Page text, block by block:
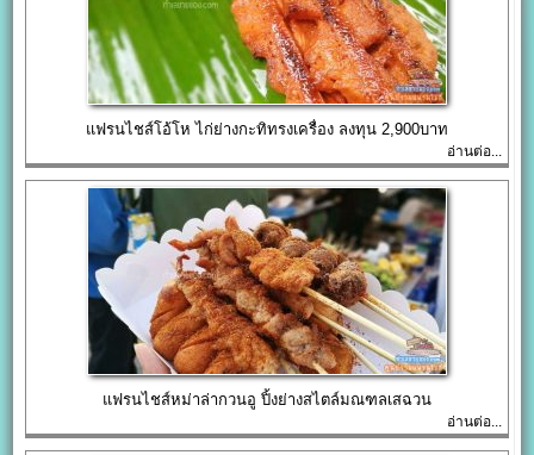
แฟรนไชส์โอ้โห ไก่ย่างกะทิทรงเครื่อง ลงทุน 2,900บาท
อ่านต่อ...
แฟรนไชส์หม่าล่ากวนอู ปิ้งย่างสไตล์มณฑลเสฉวน
อ่านต่อ...